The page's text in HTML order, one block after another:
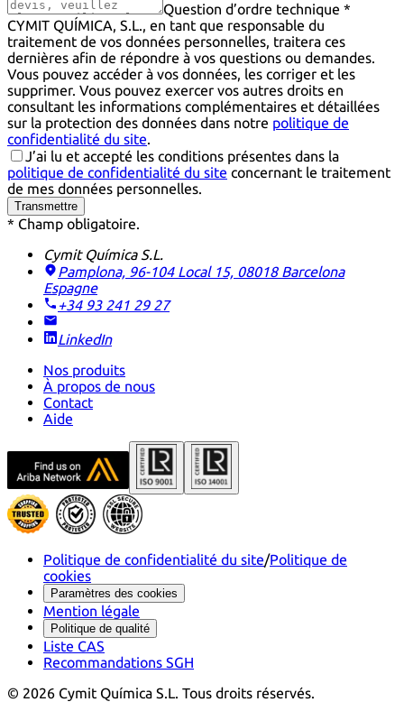
Question d’ordre technique *
CYMIT QUÍMICA, S.L., en tant que responsable du
traitement de vos données personnelles, traitera ces
dernières afin de répondre à vos questions ou demandes.
Vous pouvez accéder à vos données, les corriger et les
supprimer. Vous pouvez exercer vos autres droits en
consultant les informations complémentaires et détaillées
sur la protection des données dans notre politique de
confidentialité du site.
J’ai lu et accepté les conditions présentes dans la
politique de confidentialité du site concernant le traitement
de mes données personnelles.
Transmettre
* Champ obligatoire.
Cymit Química S.L.
Pamplona, 96-104 Local 15, 08018 Barcelona
Espagne
+34 93 241 29 27
LinkedIn
Nos produits
À propos de nous
Contact
Aide
Politique de confidentialité du site/Politique de
cookies
Paramètres des cookies
Mention légale
Politique de qualité
Liste CAS
Recommandations SGH
© 2026 Cymit Química S.L. Tous droits réservés.